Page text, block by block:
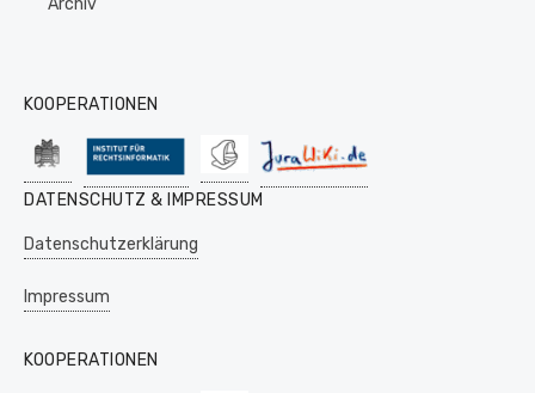
KOOPERATIONEN
DATENSCHUTZ & IMPRESSUM
Datenschutzerklärung
Impressum
KOOPERATIONEN